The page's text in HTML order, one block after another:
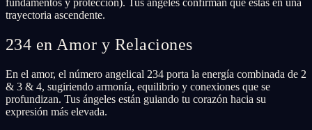
trayectoria ascendente.
234 en Amor y Relaciones
En el amor, el número angelical 234 porta la energía combinada de 2
& 3 & 4, sugiriendo armonía, equilibrio y conexiones que se
profundizan. Tus ángeles están guiando tu corazón hacia su
expresión más elevada.